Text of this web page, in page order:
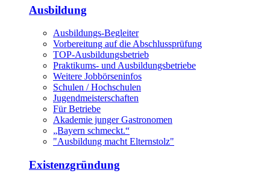
Ausbildung
Ausbildungs-Begleiter
Vorbereitung auf die Abschlussprüfung
TOP-Ausbildungsbetrieb
Praktikums- und Ausbildungsbetriebe
Weitere Jobbörseninfos
Schulen / Hochschulen
Jugendmeisterschaften
Für Betriebe
Akademie junger Gastronomen
„Bayern schmeckt.“
"Ausbildung macht Elternstolz"
Existenzgründung